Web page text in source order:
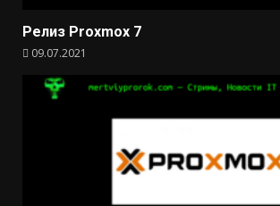
Релиз Proxmox 7
09.07.2021